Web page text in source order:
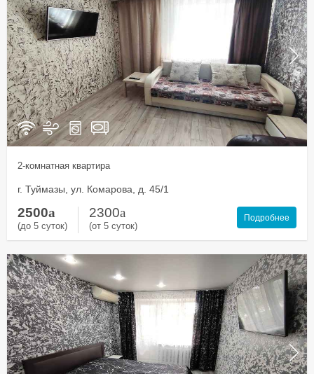
2-комнатная квартира
г. Туймазы, ул. Комарова, д. 45/1
2500a
(до 5 суток)
2300a
(от 5 суток)
Подробнее